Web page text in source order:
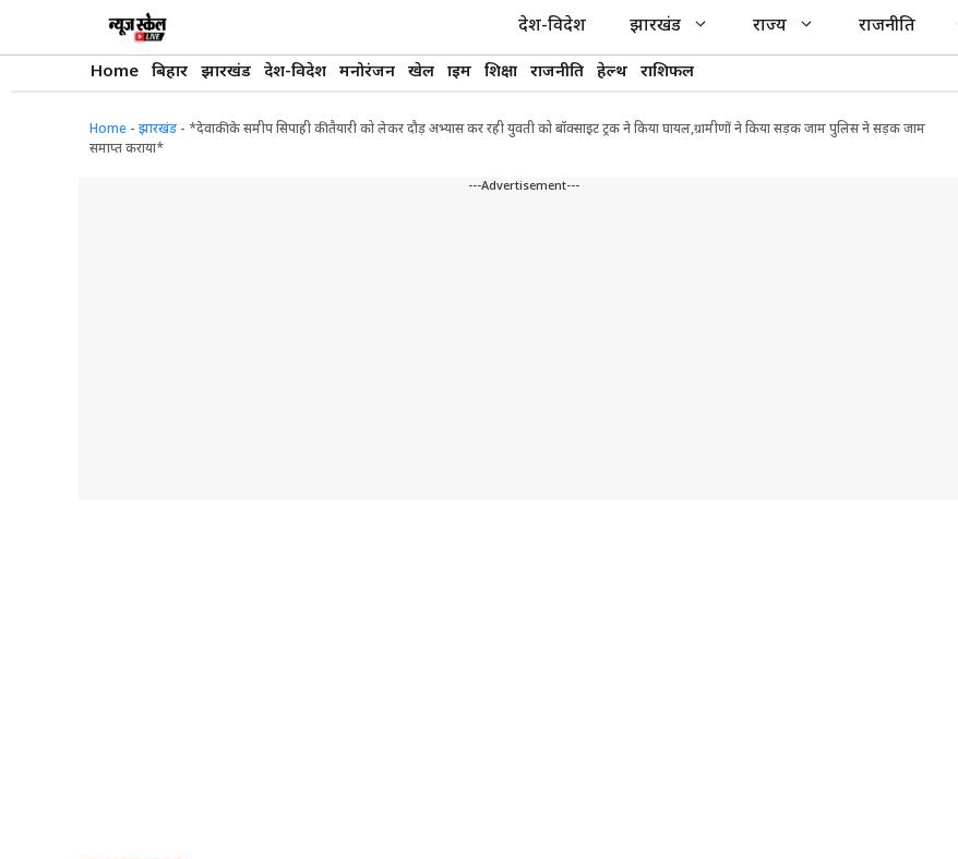
देश-विदेश झारखंड राज्य राजनीति
Home बिहार झारखंड देश-विदेश मनोरंजन खेल क्राइम शिक्षा राजनीति हेल्थ राशिफल
Home - झारखंड - *देवाकी के समीप सिपाही की तैयारी को लेकर दौड़ अभ्यास कर रही युवती को बॉक्साइट ट्रक ने किया घायल,ग्रामीणों ने किया सड़क जाम पुलिस ने सड़क जाम
समाप्त कराया*
---Advertisement---